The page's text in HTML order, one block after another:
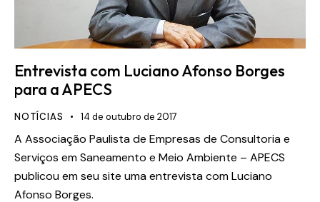
Entrevista com Luciano Afonso Borges
para a APECS
NOTÍCIAS 14 de outubro de 2017
A Associação Paulista de Empresas de Consultoria e
Serviços em Saneamento e Meio Ambiente – APECS
publicou em seu site uma entrevista com Luciano
Afonso Borges.